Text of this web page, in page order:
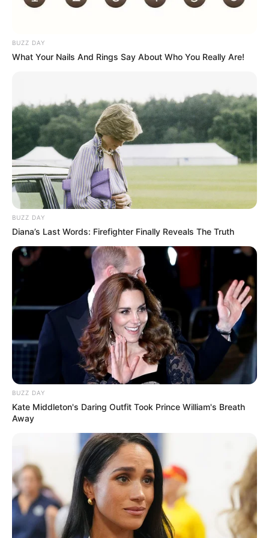
Fonte:casaeconstrucao
BUZZ DAY
What Your Nails And Rings Say About Who You Really Are!
BUZZ DAY
Diana’s Last Words: Firefighter Finally Reveals The Truth
BUZZ DAY
Kate Middleton's Daring Outfit Took Prince William's Breath
Away